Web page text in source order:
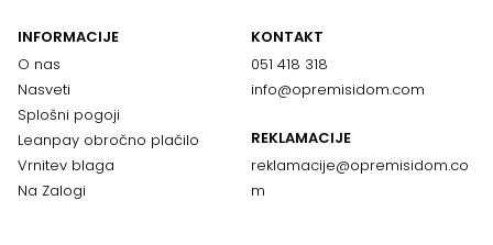
INFORMACIJE
O nas
Nasveti
Splošni pogoji
Leanpay obročno plačilo
Vrnitev blaga
Na Zalogi
KONTAKT
051 418 318
info@opremisidom.com
REKLAMACIJE
reklamacije@opremisidom.co
m